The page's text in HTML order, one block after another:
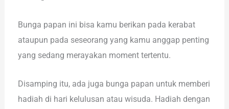
Bunga papan ini bisa kamu berikan pada kerabat
ataupun pada seseorang yang kamu anggap penting
yang sedang merayakan moment tertentu.
Disamping itu, ada juga bunga papan untuk memberi
hadiah di hari kelulusan atau wisuda. Hadiah dengan